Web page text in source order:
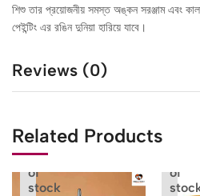
শিশু তার প্রয়োজনীয় সমস্ত অঙ্কন সরঞ্জাম এবং
পেইন্টিং এর রঙিন দুনিয়া হারিয়ে যাবে।
Reviews (0)
Related Products
Out
of
stock
of